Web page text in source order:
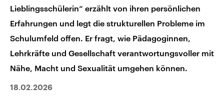
Lieblingsschülerin“ erzählt von ihren persönlichen
Erfahrungen und legt die strukturellen Probleme im
Schulumfeld offen. Er fragt, wie Pädagoginnen,
Lehrkräfte und Gesellschaft verantwortungsvoller mit
Nähe, Macht und Sexualität umgehen können.
18.02.2026